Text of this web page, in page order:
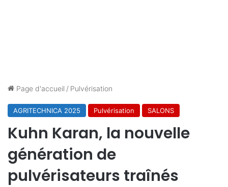
Page d'accueil / Pulvérisation
AGRITECHNICA 2025 Pulvérisation SALONS
Kuhn Karan, la nouvelle
génération de
pulvérisateurs traînés